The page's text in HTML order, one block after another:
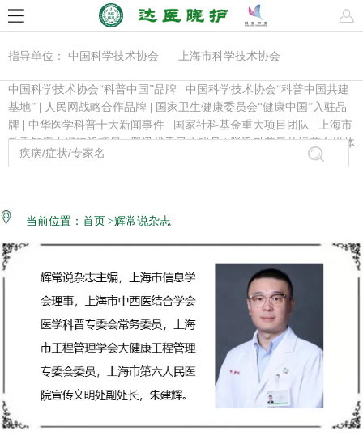
指导单位： 中国科学技术协会 上海市科学技术协会
中国科学技术协会“科普中国”品牌
中国科学技术协会“科普中国共建
基地”
人民网战略合作品牌
国家卫生健康委员会“健康中国”入驻品
牌
中华医学科普十大新闻事件 国家社科基金重大项目团队
上海市
教委智库内涵建设项目|腾讯优秀民生账号|腾讯科普最佳运营自媒体
当前位置： 首页 >辉常说杂志